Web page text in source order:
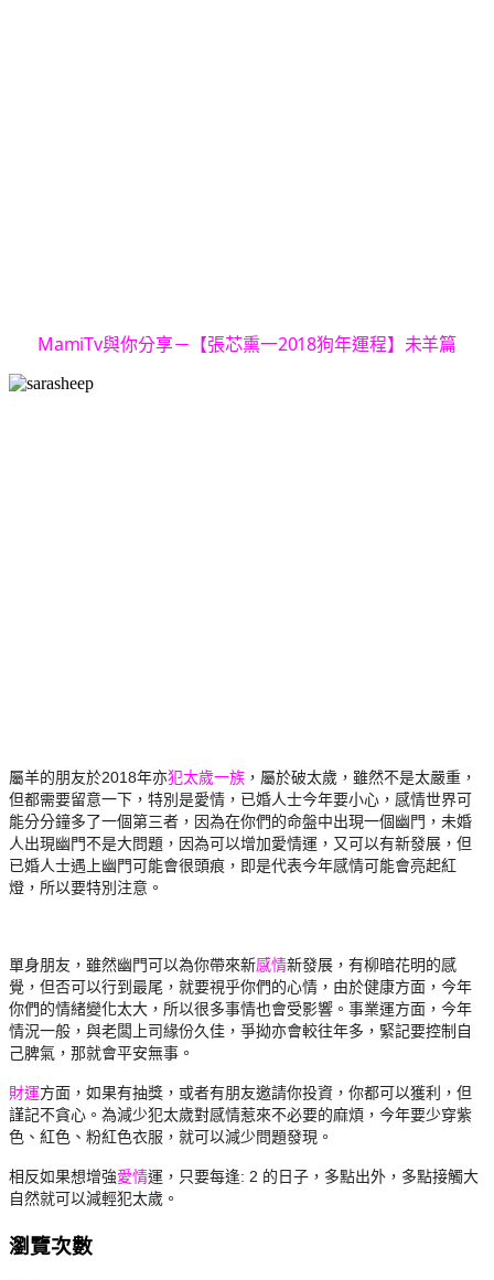
MamiTv與你分享－【張芯熏一2018狗年運程】未羊篇
屬羊的朋友於2018年亦犯太歲一族 ，屬於破太歲， 雖然不是太嚴重，
但都需要留意一下，特別是愛情， 已婚人士今年要小心，感情世界可
能分分鐘多了一個第三者， 因為在你們的命盤中出現一個幽門，未婚
人出現幽門不是大問題， 因為可以增加愛情運，又可以有新發展， 但
已婚人士遇上幽門可能會很頭痕， 即是代表今年感情可能會亮起紅
燈，所以要特別注意。
單身朋友， 雖然幽門可以為你帶來新感情新發展，有柳暗花明的感
覺， 但否可以行到最尾，就要視乎你們的心情，由於健康方面， 今年
你們的情緒變化太大，所以很多事情也會受影響。事業運方面， 今年
情況一般，與老闆上司緣份久佳，爭拗亦會較往年多， 緊記要控制自
己脾氣，那就會平安無事。
財運方面，如果有抽獎， 或者有朋友邀請你投資，你都可以獲利，但
謹記不貪心。 為減少犯太歲對感情惹來不必要的麻煩，今年要少穿紫
色、紅色、 粉紅色衣服，就可以減少問題發現。
相反如果想增強愛情運， 只要每逢: 2 的日子，多點出外，多點接觸大
自然就可以減輕犯太歲。
瀏覽次數